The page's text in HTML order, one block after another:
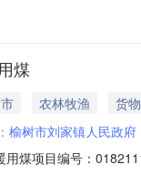
煤
农林牧渔
货物
榆树市刘家镇人民政府
煤项目编号：